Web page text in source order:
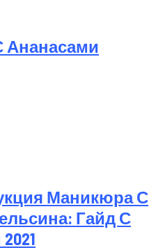
Ананасами
Маникюра С
Гайд С